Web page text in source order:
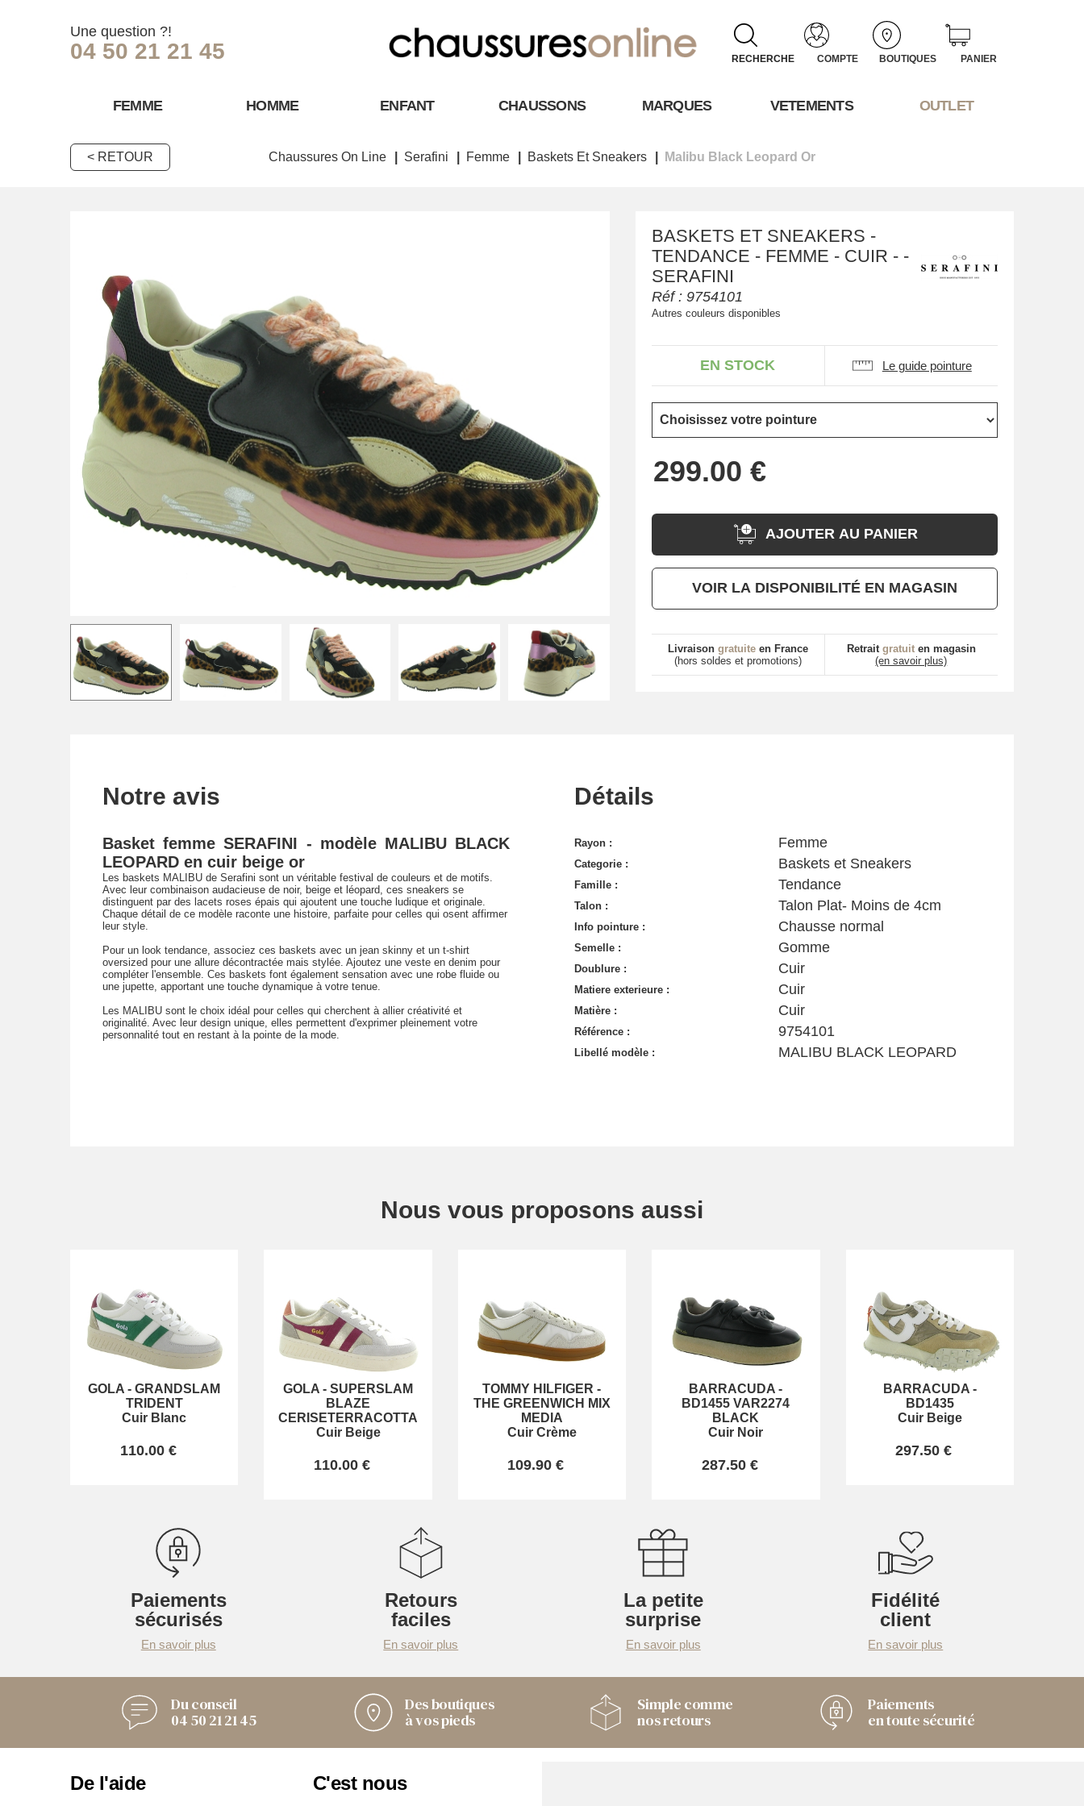
Une question ?!
04 50 21 21 45 RECHERCHE COMPTE BOUTIQUES PANIER
FEMME HOMME ENFANT CHAUSSONS MARQUES VETEMENTS OUTLET
< RETOUR Chaussures On Line Serafini Femme Baskets Et Sneakers Malibu Black Leopard Or
BASKETS ET SNEAKERS -
TENDANCE - FEMME - CUIR - -
SERAFINI
Réf :9754101
Autres couleurs disponibles
EN STOCK Le guide pointure
AJOUTER AU PANIER
VOIR LA DISPONIBILITÉ EN MAGASIN
Livraison gratuiteen France
(hors soldes et promotions)
Retrait gratuiten magasin
(en savoir plus)
Notre avis
Basket femme SERAFINI - modèle MALIBU BLACK
LEOPARD en cuir beige or
Les baskets MALIBU de Serafini sont un véritable festival de couleurs et de motifs.
Avec leur combinaison audacieuse de noir, beige et léopard, ces sneakers se
distinguent par des lacets roses épais qui ajoutent une touche ludique et originale.
Chaque détail de ce modèle raconte une histoire, parfaite pour celles qui osent affirmer
leur style.
Pour un look tendance, associez ces baskets avec un jean skinny et un t-shirt
oversized pour une allure décontractée mais stylée. Ajoutez une veste en denim pour
compléter l'ensemble. Ces baskets font également sensation avec une robe fluide ou
une jupette, apportant une touche dynamique à votre tenue.
Les MALIBU sont le choix idéal pour celles qui cherchent à allier créativité et
originalité. Avec leur design unique, elles permettent d'exprimer pleinement votre
personnalité tout en restant à la pointe de la mode.
Détails
Rayon : Femme
Categorie : Baskets et Sneakers
Famille : Tendance
Talon : Talon Plat- Moins de 4cm
Info pointure : Chausse normal
Semelle : Gomme
Doublure : Cuir
Matiere exterieure : Cuir
Matière : Cuir
Référence : 9754101
Libellé modèle : MALIBU BLACK LEOPARD
Nous vous proposons aussi
GOLA -GRANDSLAM
TRIDENT
Cuir Blanc
110.00 €
GOLA -SUPERSLAM
BLAZE
CERISETERRACOTTA
Cuir Beige
110.00 €
TOMMY HILFIGER -
THE GREENWICH MIX
MEDIA
Cuir Crème
109.90 €
BARRACUDA -
BD1455 VAR2274
BLACK
Cuir Noir
287.50 €
BARRACUDA-
BD1435
Cuir Beige
297.50 €
Paiements
sécurisés
En savoir plus
Retours
faciles
En savoir plus
La petite
surprise
En savoir plus
Fidélité
client
En savoir plus
Du conseil
04 50 21 21 45
Des boutiques
à vos pieds
Simple comme
nos retours
Paiements
en toute sécurité
De l'aide C'est nous